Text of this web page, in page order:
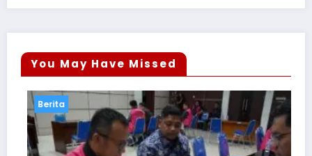
You May Have Missed
Berita